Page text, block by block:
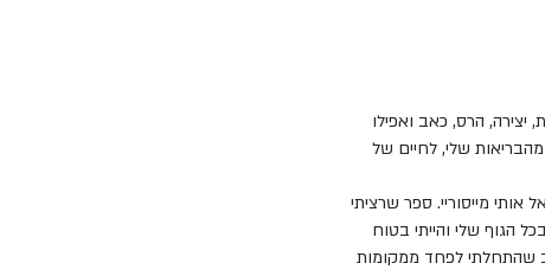
הרס, כאב ואפילו
מהבריאות שלי, לחיים של
אותי מייסוריי. ספר שרציתי
הגוף שלי והייתי בטוח
שהתחלתי לפחד ממקומות